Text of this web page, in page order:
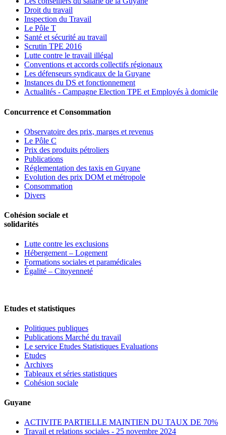
Droit du travail
Inspection du Travail
Le Pôle T
Santé et sécurité au travail
Scrutin TPE 2016
Lutte contre le travail illégal
Conventions et accords collectifs régionaux
Les défenseurs syndicaux de la Guyane
Instances du DS et fonctionnement
Actualités - Campagne Election TPE et Employés à domicile
Concurrence et Consommation
Observatoire des prix, marges et revenus
Le Pôle C
Prix des produits pétroliers
Publications
Réglementation des taxis en Guyane
Evolution des prix DOM et métropole
Consommation
Divers
Cohésion sociale et
solidarités
Lutte contre les exclusions
Hébergement – Logement
Formations sociales et paramédicales
Égalité – Citoyenneté
Etudes et statistiques
Politiques publiques
Publications Marché du travail
Le service Etudes Statistiques Evaluations
Etudes
Archives
Tableaux et séries statistiques
Cohésion sociale
Guyane
ACTIVITE PARTIELLE MAINTIEN DU TAUX DE 70%
Travail et relations sociales - 25 novembre 2024